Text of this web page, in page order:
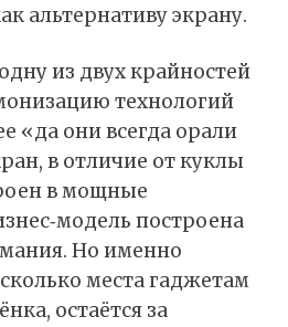
альтернативу экрану.
из двух крайностей
технологий
«да они всегда орали
в отличие от куклы
в мощные
построена
Но именно
места гаджетам
остаётся за